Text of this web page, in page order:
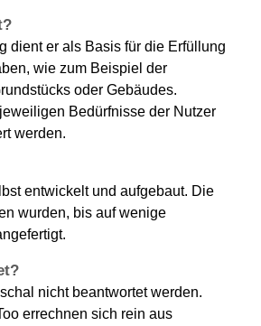
dient er als Basis für die Erfüllung
wie zum Beispiel der
oder Gebäudes.
Bedürfnisse der Nutzer
werden.
entwickelt und aufgebaut. Die
wurden, bis auf wenige
nicht beantwortet werden.
errechnen sich rein aus